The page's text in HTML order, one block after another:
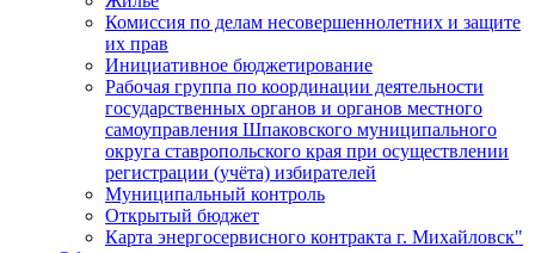
Комиссия по делам несовершеннолетних и защите
их прав
Инициативное бюджетирование
Рабочая группа по координации деятельности
государственных органов и органов местного
самоуправления Шпаковского муниципального
округа ставропольского края при осуществлении
регистрации (учёта) избирателей
Муниципальный контроль
Открытый бюджет
Карта энергосервисного контракта г. Михайловск"